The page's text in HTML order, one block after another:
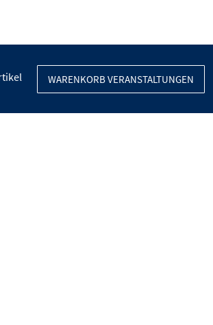
WARENKORB VERANSTALTUNGEN